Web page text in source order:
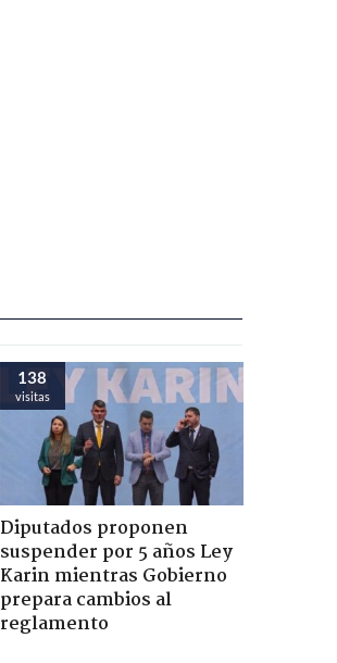
138
visitas
Diputados proponen
suspender por 5 años Ley
Karin mientras Gobierno
prepara cambios al
reglamento